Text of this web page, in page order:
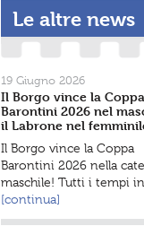
Le altre news
19 Giugno 2026
Il Borgo vince la Coppa
Barontini 2026 nel
il Labrone nel
Il Borgo vince la Coppa
Barontini 2026 nella
maschile! Tutti i tempi
[continua]